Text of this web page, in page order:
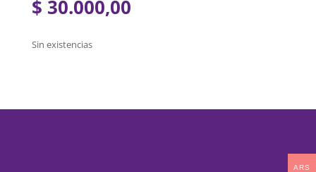
$ 30.000,00
Sin existencias
ARS